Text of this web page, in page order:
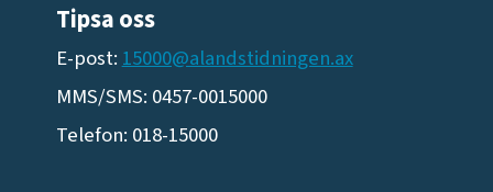
Tipsa oss
E-post:15000@alandstidningen.ax
MMS/SMS: 0457-0015000
Telefon: 018-15000